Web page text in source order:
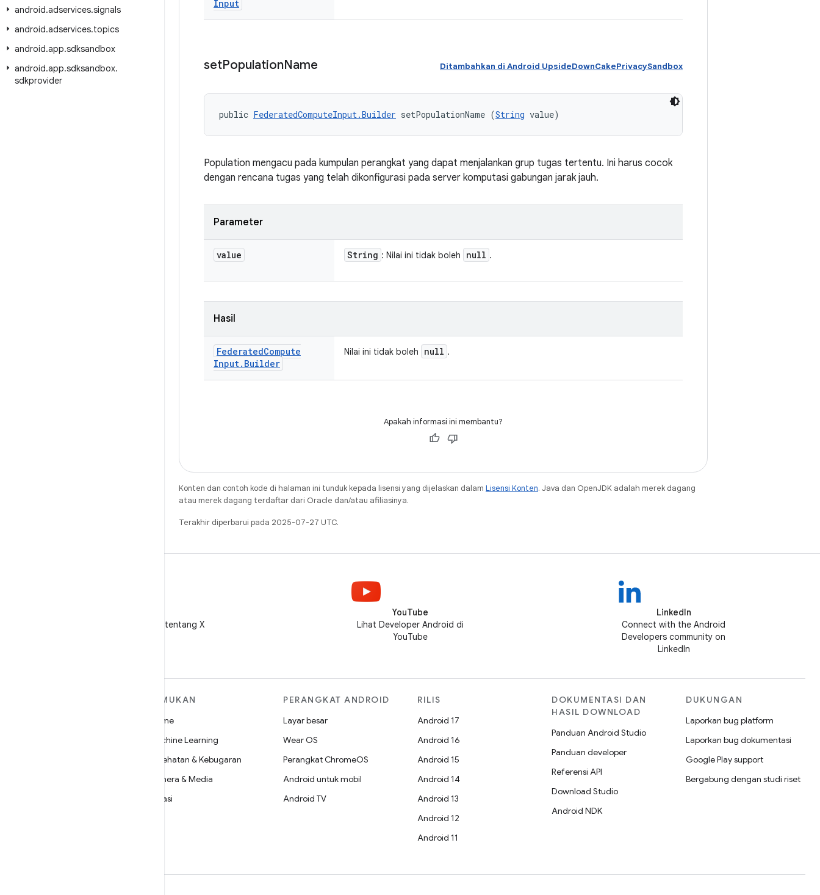
android.adservices.signals
android.adservices.topics
android.app.sdksandbox
android.app.sdksandbox.
sdkprovider
Input
setPopulationName Ditambahkan di Android UpsideDownCakePrivacySandbox
public FederatedComputeInput.Builder setPopulationName (String value)
Population mengacu pada kumpulan perangkat yang dapat menjalankan grup tugas tertentu. Ini harus cocok
dengan rencana tugas yang telah dikonfigurasi pada server komputasi gabungan jarak jauh.
Parameter
value String : Nilai ini tidak boleh null .
Hasil
FederatedCompute
Input. Builder
Nilai ini tidak boleh null .
Apakah informasi ini membantu?
Konten dan contoh kode di halaman ini tunduk kepada lisensi yang dijelaskan dalam Lisensi Konten. Java dan OpenJDK adalah merek dagang
atau merek dagang terdaftar dari Oracle dan/atau afiliasinya.
Terakhir diperbarui pada 2025-07-27 UTC.
Ikuti @AndroidDev tentang X
YouTube
Lihat Developer Android di
YouTube
LinkedIn
Connect with the Android
Developers community on
LinkedIn
TEMUKAN
Game
Machine Learning
Kesehatan & Kebugaran
Kamera & Media
Privasi
PERANGKAT ANDROID
Layar besar
Wear OS
Perangkat ChromeOS
Android untuk mobil
Android TV
RILIS
Android 17
Android 16
Android 15
Android 14
Android 13
Android 12
Android 11
DOKUMENTASI DAN
HASIL DOWNLOAD
Panduan Android Studio
Panduan developer
Referensi API
Download Studio
Android NDK
DUKUNGAN
Laporkan bug platform
Laporkan bug dokumentasi
Google Play support
Bergabung dengan studi riset